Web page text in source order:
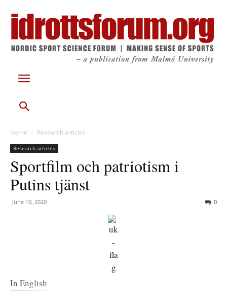
Home Research articles
Research articles
Sportfilm och patriotism i
Putins tjänst
June 10, 2020 0
In English